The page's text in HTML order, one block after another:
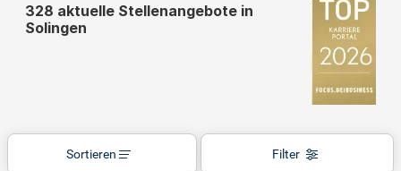
328 aktuelle Stellenangebote in
Solingen
Filter
Sortieren